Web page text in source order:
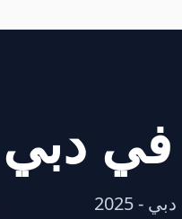
في دبي
2025